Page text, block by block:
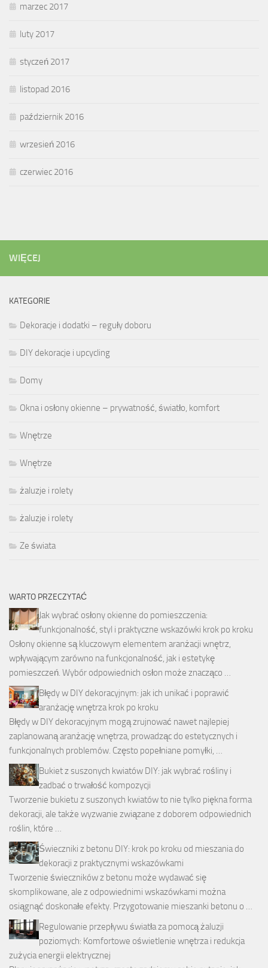
marzec 2017
luty 2017
styczeń 2017
listopad 2016
październik 2016
wrzesień 2016
czerwiec 2016
WIĘCEJ
KATEGORIE
Dekoracje i dodatki – reguły doboru
DIY dekoracje i upcycling
Domy
Okna i osłony okienne – prywatność, światło, komfort
Wnętrze
Wnętrze
żaluzje i rolety
żaluzje i rolety
Ze świata
WARTO PRZECZYTAĆ
Jak wybrać osłony okienne do pomieszczenia:
funkcjonalność, styl i praktyczne wskazówki krok po kroku
Osłony okienne są kluczowym elementem aranżacji wnętrz,
wpływającym zarówno na funkcjonalność, jak i estetykę
pomieszczeń. Wybór odpowiednich osłon może znacząco …
Błędy w DIY dekoracyjnym: jak ich unikać i poprawić
aranżację wnętrza krok po kroku
Błędy w DIY dekoracyjnym mogą zrujnować nawet najlepiej
zaplanowaną aranżację wnętrza, prowadząc do estetycznych i
funkcjonalnych problemów. Często popełniane pomyłki, …
Bukiet z suszonych kwiatów DIY: jak wybrać rośliny i
zadbać o trwałość kompozycji
Tworzenie bukietu z suszonych kwiatów to nie tylko piękna forma
dekoracji, ale także wyzwanie związane z doborem odpowiednich
roślin, które …
Świeczniki z betonu DIY: krok po kroku od mieszania do
dekoracji z praktycznymi wskazówkami
Tworzenie świeczników z betonu może wydawać się
skomplikowane, ale z odpowiednimi wskazówkami można
osiągnąć doskonałe efekty. Przygotowanie mieszanki betonu o …
Regulowanie przepływu światła za pomocą żaluzji
poziomych: Komfortowe oświetlenie wnętrza i redukcja
zużycia energii elektrycznej